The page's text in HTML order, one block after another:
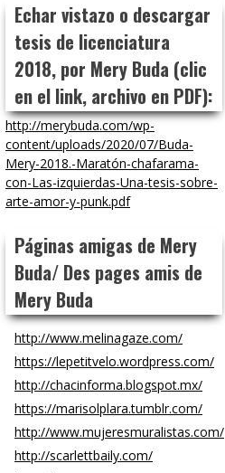
Echar vistazo o descargar
tesis de licenciatura
2018, por Mery Buda (clic
en el link, archivo en PDF):
http://merybuda.com/wp-
content/uploads/2020/07/Buda-
Mery-2018.-Maratón-chafarama-
con-Las-izquierdas-Una-tesis-sobre-
arte-amor-y-punk.pdf
Páginas amigas de Mery
Buda/ Des pages amis de
Mery Buda
http://www.melinagaze.com/
https://lepetitvelo.wordpress.com/
http://chacinforma.blogspot.mx/
https://marisolplara.tumblr.com/
http://www.mujeresmuralistas.com/
http://scarlettbaily.com/